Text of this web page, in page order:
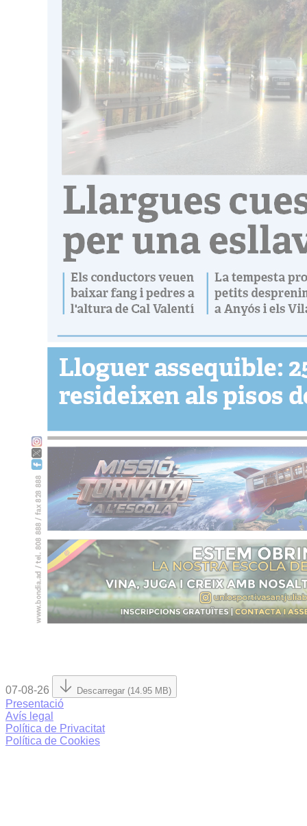
07-08-26 Descarregar (14.95 MB)
Presentació
Avís legal
Política de Privacitat
Política de Cookies